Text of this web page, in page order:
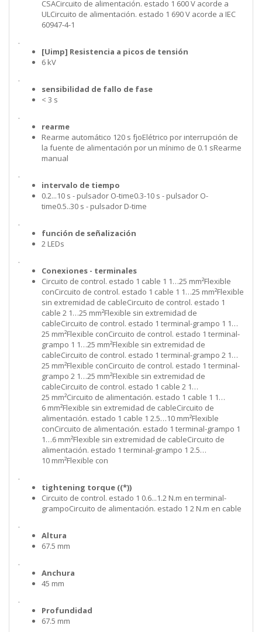
CSACircuito de alimentación. estado 1 600 V acorde a
ULCircuito de alimentación. estado 1 690 V acorde a IEC
60947-4-1
.
[Uimp] Resistencia a picos de tensión
6 kV
.
sensibilidad de fallo de fase
< 3 s
.
rearme
Rearme automático 120 s fjoElétrico por interrupción de
la fuente de alimentación por un mínimo de 0.1 sRearme
manual
.
intervalo de tiempo
0.2...10 s - pulsador O-time0.3-10 s - pulsador O-
time0.5..30 s - pulsador D-time
.
función de señalización
2 LEDs
.
Conexiones - terminales
Circuito de control. estado 1 cable 1 1…25 mm²Flexible
conCircuito de control. estado 1 cable 1 1…25 mm²Flexible
sin extremidad de cableCircuito de control. estado 1
cable 2 1…25 mm²Flexible sin extremidad de
cableCircuito de control. estado 1 terminal-grampo 1 1…
25 mm²Flexible conCircuito de control. estado 1 terminal-
grampo 1 1…25 mm²Flexible sin extremidad de
cableCircuito de control. estado 1 terminal-grampo 2 1…
25 mm²Flexible conCircuito de control. estado 1 terminal-
grampo 2 1…25 mm²Flexible sin extremidad de
cableCircuito de control. estado 1 cable 2 1…
25 mm²Circuito de alimentación. estado 1 cable 1 1…
6 mm²Flexible sin extremidad de cableCircuito de
alimentación. estado 1 cable 1 2.5…10 mm²Flexible
conCircuito de alimentación. estado 1 terminal-grampo 1
1…6 mm²Flexible sin extremidad de cableCircuito de
alimentación. estado 1 terminal-grampo 1 2.5…
10 mm²Flexible con
.
tightening torque ((*))
Circuito de control. estado 1 0.6...1.2 N.m en terminal-
grampoCircuito de alimentación. estado 1 2 N.m en cable
.
Altura
67.5 mm
.
Anchura
45 mm
.
Profundidad
67.5 mm